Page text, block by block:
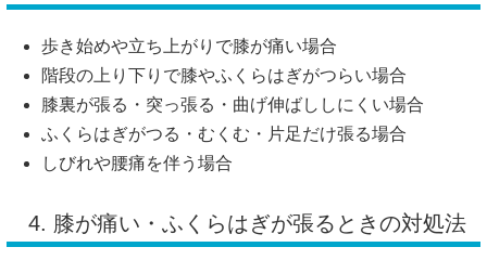
歩き始めや立ち上がりで膝が痛い場合
階段の上り下りで膝やふくらはぎがつらい場合
膝裏が張る・突っ張る・曲げ伸ばししにくい場合
ふくらはぎがつる・むくむ・片足だけ張る場合
しびれや腰痛を伴う場合
4. 膝が痛い・ふくらはぎが張るときの対処法